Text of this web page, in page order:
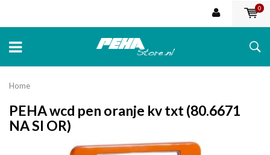
0
Home
PEHA wcd pen oranje kv txt (80.6671
NA SI OR)